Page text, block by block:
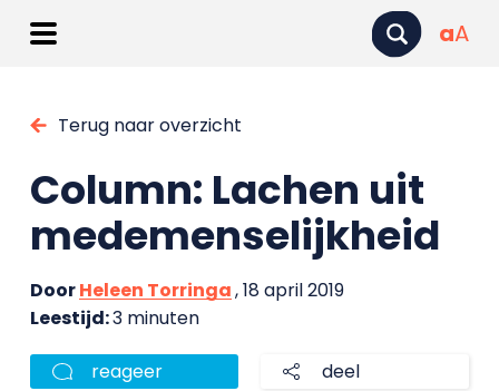
aA
Terug naar overzicht
Column: Lachen uit
medemenselijkheid
DoorHeleen Torringa, 18 april 2019
Leestijd:3 minuten
reageer deel